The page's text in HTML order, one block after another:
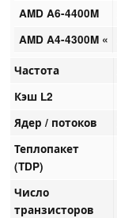
AMD A6-4400M
AMD A4-4300M «
Частота
Кэш L2
Ядер / потоков
Теплопакет
(TDP)
Число
транзисторов